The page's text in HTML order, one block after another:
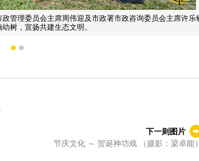
长官岑浩辉与出席植树活动的嘉宾合影。
1 2
下一则图片
节庆文化 ～ 贺诞神功戏 （摄影：梁卓能）